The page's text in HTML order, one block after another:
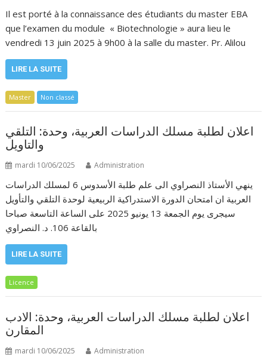
Il est porté à la connaissance des étudiants du master EBA
que l’examen du module « Biotechnologie » aura lieu le
vendredi 13 juin 2025 à 9h00 à la salle du master. Pr. Alilou
LIRE LA SUITE
Master Non classé
اعلان لطلبة مسلك الدراسات العربية، وحدة: التلقي
والتاويل
mardi 10/06/2025 Administration
ينهي الأستاذ النصراوي الى علم طلبة الأسدوس 6 لمسلك الدراسات
العربية ان امتحان الدورة الاستدراكية الربيعية لوحدة التلقي والتأويل
سيجرى يوم الجمعة 13 يونيو 2025 على الساعة التاسعة صباحا
بالقاعة 106. د. النصراوي
LIRE LA SUITE
Licence
اعلان لطلبة مسلك الدراسات العربية، وحدة: الادب
المقارن
mardi 10/06/2025 Administration